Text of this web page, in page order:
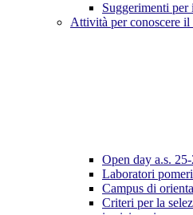
Suggerimenti
Attività per conoscere
Open day a.s.
Laboratori
Campus di
Criteri per la